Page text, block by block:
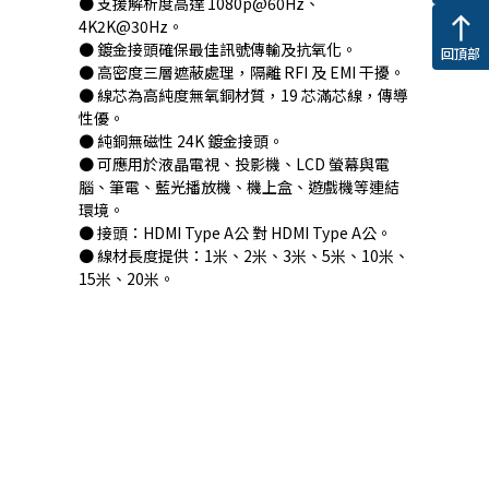
4K2K@30Hz。
● 鍍金接頭確保最佳訊號傳輸及抗氧化。
● 高密度三層遮蔽處理，隔離 RFI 及 EMI 干擾。
● 線芯為高純度無氧銅材質，19 芯滿芯線，傳導
性優。
● 純銅無磁性 24K 鍍金接頭。
● 可應用於液晶電視、投影機、LCD 螢幕與電
腦、筆電、藍光播放機、機上盒、遊戲機等連結
環境。
● 接頭：HDMI Type A公 對 HDMI Type A公。
● 線材長度提供：1米、2米、3米、5米、10米、
15米、20米。
north
回頂部